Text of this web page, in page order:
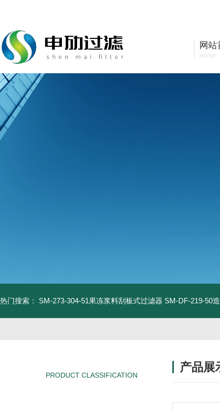
网站
Home
热门搜索： SM-273-304-51果冻浆料刮板式过滤器 SM-DF-219-50
PRODUCT CLASSIFICATION
产品展